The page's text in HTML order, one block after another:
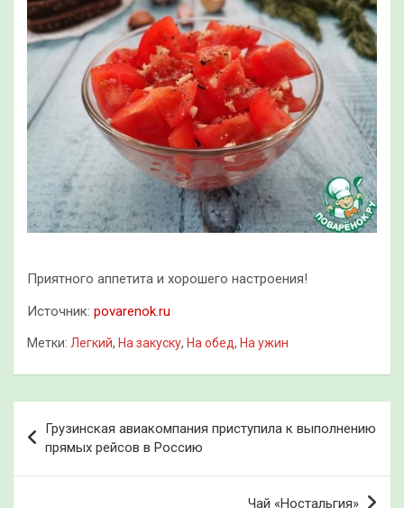
Приятного аппетита и хорошего настроения!
Источник: povarenok.ru
Метки: Легкий, На закуску, На обед, На ужин
по
записям
Грузинская авиакомпания приступила к выполнению
прямых рейсов в Россию
Чай «Ностальгия»